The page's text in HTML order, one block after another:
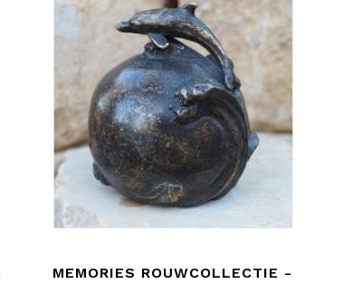
MEMORIES ROUWCOLLECTIE -